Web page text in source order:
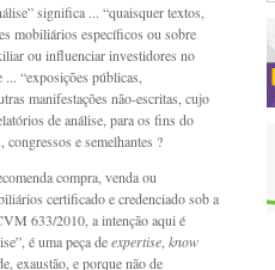
significa ... “quaisquer textos,
mobiliários específicos ou sobre
ou influenciar investidores no
... “exposições públicas,
manifestações não-escritas, cujo
de análise, para os fins do
e semelhantes ?
compra, venda ou
certificado e credenciado sob a
633/2010, a intenção aqui é
é uma peça deexpertise,know
exaustão, e porque não de